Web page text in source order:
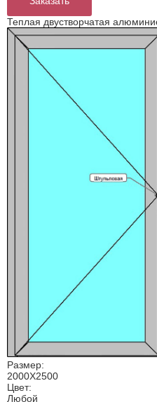
Теплая двустворчатая
Размер:
2000Х2500
Цвет:
Любой